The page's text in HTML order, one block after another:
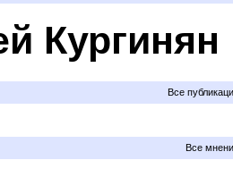
Кургинян
Все
Все